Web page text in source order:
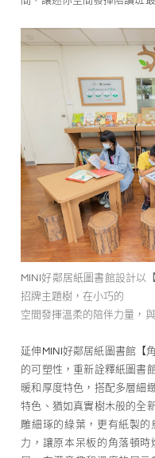
MINI好鄰居紙圖書館設計以
招牌主題樹，在小巧的
空間發揮溫柔的陪伴力量，
延伸MINI好鄰居紙圖書館【
的可塑性，重新詮釋紙圖書
暖和厚度特色，搭配多層細
特色、猶如真實樹木般的全
雕細琢的綠葉，更有紙製
力，讓原本呆板的角落頓